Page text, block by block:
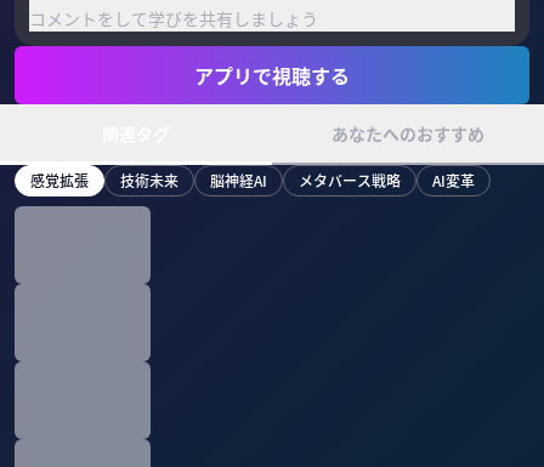
コメントをして学びを共有しましょう
アプリで視聴する
あなたへのおすすめ
感覚拡張 技術未来 脳神経AI メタバース戦略 AI変革